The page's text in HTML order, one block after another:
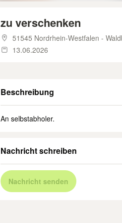
zu verschenken
51545 Nordrhein-Westfalen -
13.06.2026
Beschreibung
An selbstabholer.
Nachricht schreiben
Nachricht senden